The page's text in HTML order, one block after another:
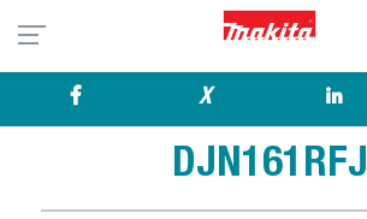
X
DJN161RFJ